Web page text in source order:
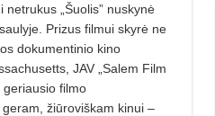
„Šuolis” nuskynė
Prizus filmui skyrė ne
dokumentinio kino
JAV „Salem Film
geriausio filmo
žiūroviškam kinui –